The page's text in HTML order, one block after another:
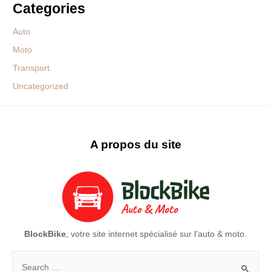
Categories
Auto
Moto
Transport
Uncategorized
A propos du site
BlockBike , votre site internet spécialisé sur l'auto & moto.
Rechercher :